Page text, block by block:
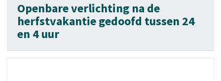
Openbare verlichting na de
herfstvakantie gedoofd tussen 24
en 4 uur